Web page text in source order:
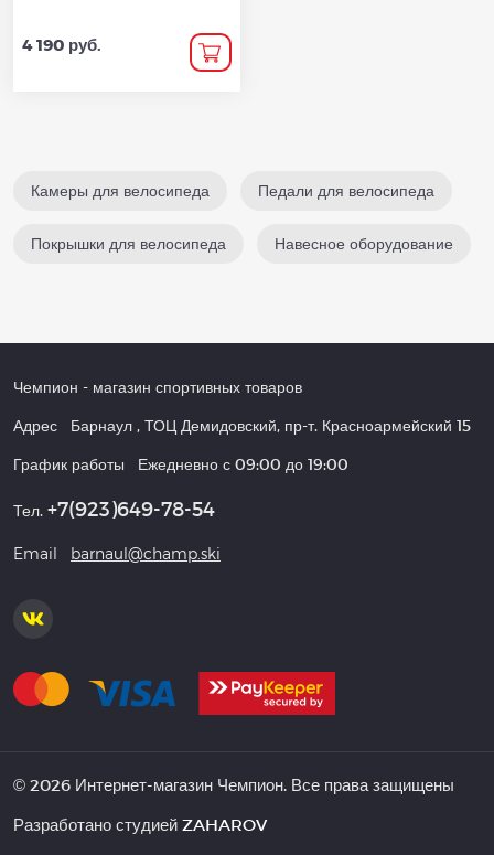
4 190 руб.
Камеры для велосипеда Педали для велосипеда
Покрышки для велосипеда Навесное оборудование
Чемпион - магазин спортивных товаров
Адрес Барнаул , ТОЦ Демидовский, пр-т. Красноармейский 15
График работы Ежедневно с 09:00 до 19:00
Тел. +7(923)649-78-54
Email barnaul@champ.ski
© 2026 Интернет-магазин Чемпион. Все права защищены
Разработано студией ZAHAROV